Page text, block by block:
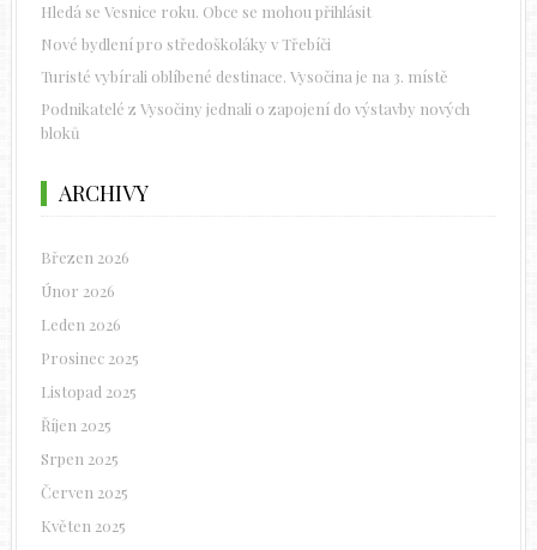
Hledá se Vesnice roku. Obce se mohou přihlásit
Nové bydlení pro středoškoláky v Třebíči
Turisté vybírali oblíbené destinace. Vysočina je na 3. místě
Podnikatelé z Vysočiny jednali o zapojení do výstavby nových
bloků
ARCHIVY
Březen 2026
Únor 2026
Leden 2026
Prosinec 2025
Listopad 2025
Říjen 2025
Srpen 2025
Červen 2025
Květen 2025